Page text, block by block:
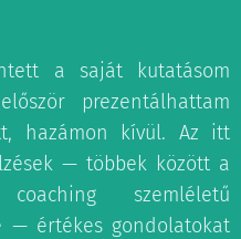
a saját kutatásom
prezentálhattam
hazámon kívül. Az itt
— többek között a
szemléletű
— értékes gondolatokat